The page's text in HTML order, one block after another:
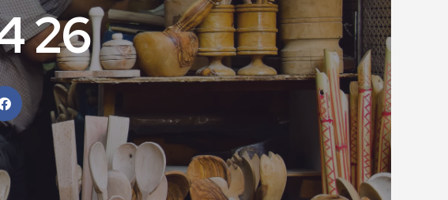
26 février 2004